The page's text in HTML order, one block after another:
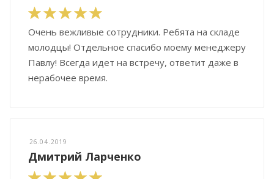
Очень вежливые сотрудники. Ребята на складе
молодцы! Отдельное спасибо моему менеджеру
Павлу! Всегда идет на встречу, ответит даже в
нерабочее время.
26.04.2019
Дмитрий Ларченко